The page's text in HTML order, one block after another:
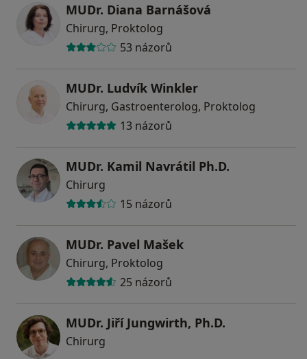
MUDr. Diana Barnášová
Chirurg, Proktolog
53 názorů
MUDr. Ludvík Winkler
Chirurg, Gastroenterolog, Proktolog
13 názorů
MUDr. Kamil Navrátil Ph.D.
Chirurg
15 názorů
MUDr. Pavel Mašek
Chirurg, Proktolog
25 názorů
MUDr. Jiří Jungwirth, Ph.D.
Chirurg